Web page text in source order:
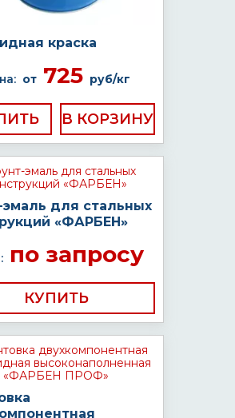
краска
от 725 руб/кг
эмаль для стальных
«ФАРБЕН»
по запросу
КУПИТЬ